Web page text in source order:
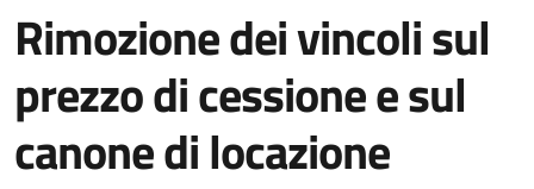
Rimozione dei vincoli sul
prezzo di cessione e sul
canone di locazione